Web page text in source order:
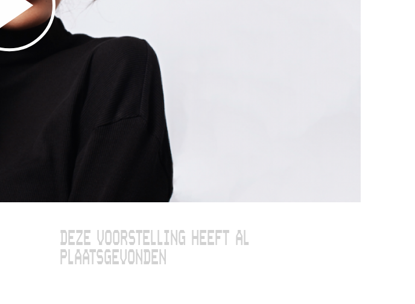
DEZE VOORSTELLING HEEFT AL
PLAATSGEVONDEN